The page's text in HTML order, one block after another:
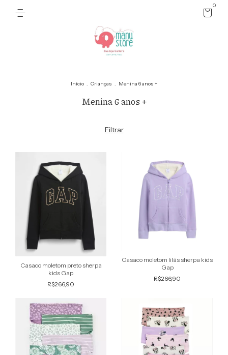
0
Início . Crianças . Menina 6 anos +
Menina 6 anos +
Filtrar
Casaco moletom preto sherpa
kids Gap
R$266,90
Casaco moletom lilás sherpa kids
Gap
R$266,90